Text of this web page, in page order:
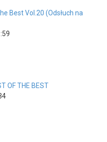
Best Vol.20 (Odsłuch na
OF THE BEST